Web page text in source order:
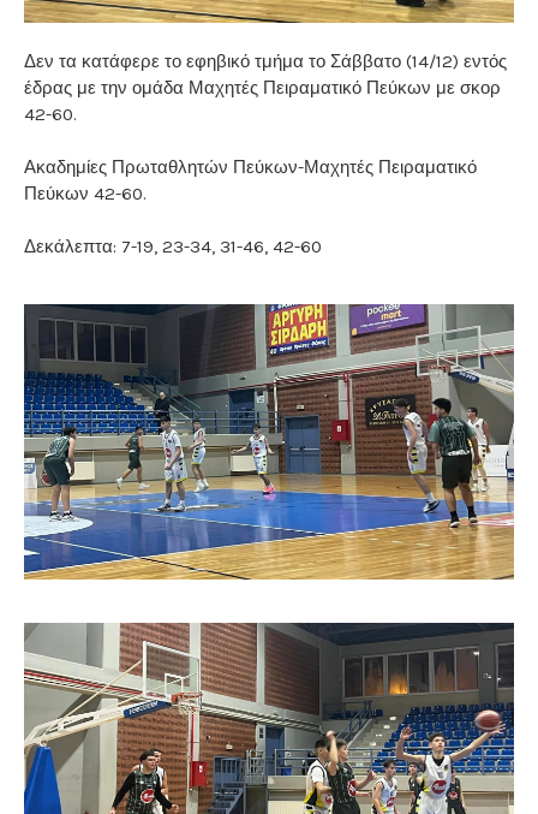
Δεν τα κατάφερε το εφηβικό τμήμα το Σάββατο (14/12) εντός
έδρας με την ομάδα Μαχητές Πειραματικό Πεύκων με σκορ
42-60.
Ακαδημίες Πρωταθλητών Πεύκων-Μαχητές Πειραματικό
Πεύκων 42-60.
Δεκάλεπτα: 7-19, 23-34, 31-46, 42-60